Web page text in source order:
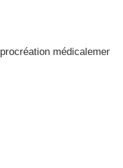
médicalement